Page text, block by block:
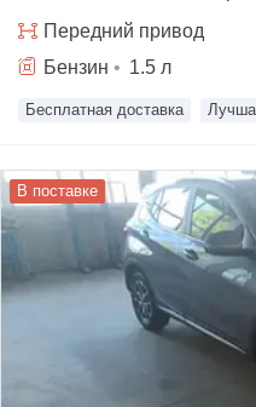
Передний привод
Бензин • 1.5 л
Бесплатная доставка
В поставке